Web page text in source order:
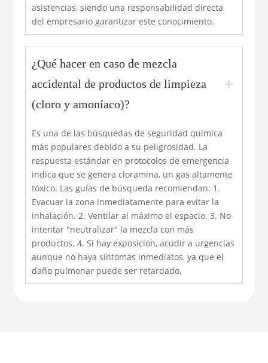
asistencias, siendo una responsabilidad directa
del empresario garantizar este conocimiento.
¿Qué hacer en caso de mezcla
accidental de productos de limpieza
(cloro y amoníaco)?
L
Es una de las búsquedas de seguridad química
más populares debido a su peligrosidad. La
respuesta estándar en protocolos de emergencia
indica que se genera cloramina, un gas altamente
tóxico. Las guías de búsqueda recomiendan: 1.
Evacuar la zona inmediatamente para evitar la
inhalación. 2. Ventilar al máximo el espacio. 3. No
intentar "neutralizar" la mezcla con más
productos. 4. Si hay exposición, acudir a urgencias
aunque no haya síntomas inmediatos, ya que el
daño pulmonar puede ser retardado.